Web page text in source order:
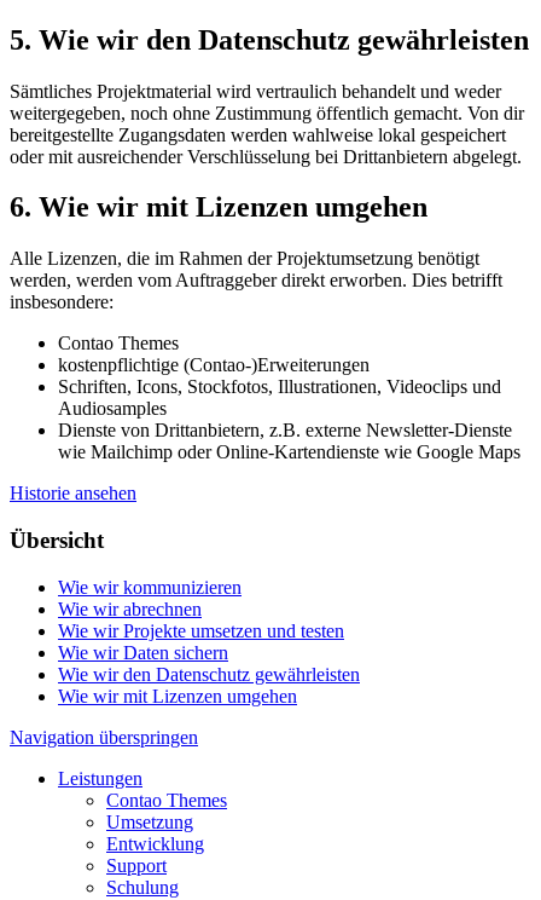
5. Wie wir den Datenschutz gewährleisten
Sämtliches Projektmaterial wird vertraulich behandelt und weder
weitergegeben, noch ohne Zustimmung öffentlich gemacht. Von dir
bereitgestellte Zugangsdaten werden wahlweise lokal gespeichert
oder mit ausreichender Verschlüsselung bei Drittanbietern abgelegt.
6. Wie wir mit Lizenzen umgehen
Alle Lizenzen, die im Rahmen der Projektumsetzung benötigt
werden, werden vom Auftraggeber direkt erworben. Dies betrifft
insbesondere:
Contao Themes
kostenpflichtige (Contao-)Erweiterungen
Schriften, Icons, Stockfotos, Illustrationen, Videoclips und
Audiosamples
Dienste von Drittanbietern, z.B. externe Newsletter-Dienste
wie Mailchimp oder Online-Kartendienste wie Google Maps
Historie ansehen
Übersicht
Wie wir kommunizieren
Wie wir abrechnen
Wie wir Projekte umsetzen und testen
Wie wir Daten sichern
Wie wir den Datenschutz gewährleisten
Wie wir mit Lizenzen umgehen
Navigation überspringen
Leistungen
Contao Themes
Umsetzung
Entwicklung
Support
Schulung